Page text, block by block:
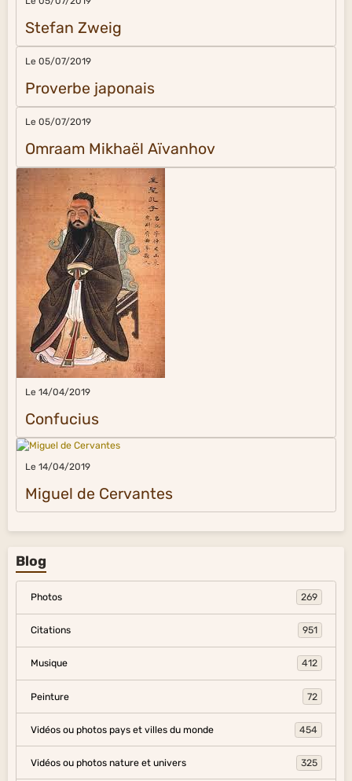
Stefan Zweig
Le 05/07/2019
Proverbe japonais
Le 05/07/2019
Omraam Mikhaël Aïvanhov
Le 14/04/2019
Confucius
Le 14/04/2019
Miguel de Cervantes
Blog
Photos 269
Citations 951
Musique 412
Peinture 72
Vidéos ou photos pays et villes du monde 454
Vidéos ou photos nature et univers 325